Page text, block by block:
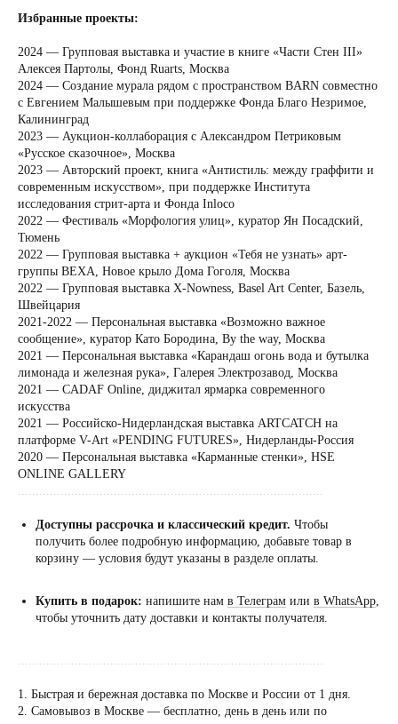
Избранные проекты:
2024 — Групповая выставка и участие в книге «Части Стен III»
Алексея Партолы, Фонд Ruarts, Москва
2024 — Создание мурала рядом с пространством BARN совместно
с Евгением Малышевым при поддержке Фонда Благо Незримое,
Калининград
2023 — Аукцион-коллаборация с Александром Петриковым
«Русское сказочное», Москва
2023 — Авторский проект, книга «Антистиль: между граффити и
современным искусством», при поддержке Института
исследования стрит-арта и Фонда Inloсo
2022 — Фестиваль «Морфология улиц», куратор Ян Посадский,
Тюмень
2022 — Групповая выставка + аукцион «Тебя не узнать» арт-
группы ВЕХА, Новое крыло Дома Гоголя, Москва
2022 — Групповая выставка X-Nowness, Basel Art Center, Базель,
Швейцария
2021-2022 — Персональная выставка «Возможно важное
сообщение», куратор Като Бородина, By the way, Москва
2021 — Персональная выставка «Карандаш огонь вода и бутылка
лимонада и железная рука», Галерея Электрозавод, Москва
2021 — CADAF Online, диджитал ярмарка современного
искусства
2021 — Российско-Нидерландская выставка ARTCATCH на
платформе V-Art «PENDING FUTURES», Нидерланды-Россия
2020 — Персональная выставка «Карманные стенки», HSE
ONLINE GALLERY
......................................................................................
Доступны рассрочка и классический кредит. Чтобы
получить более подробную информацию, добавьте товар в
корзину — условия будут указаны в разделе оплаты.
Купить в подарок: напишите нам в Телеграм или в WhatsApp,
чтобы уточнить дату доставки и контакты получателя.
......................................................................................
1. Быстрая и бережная доставка по Москве и России от 1 дня.
2. Самовывоз в Москве — бесплатно, день в день или по